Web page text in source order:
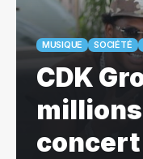
MUSIQUE SOCIÉTÉ
CDK
millions
concert